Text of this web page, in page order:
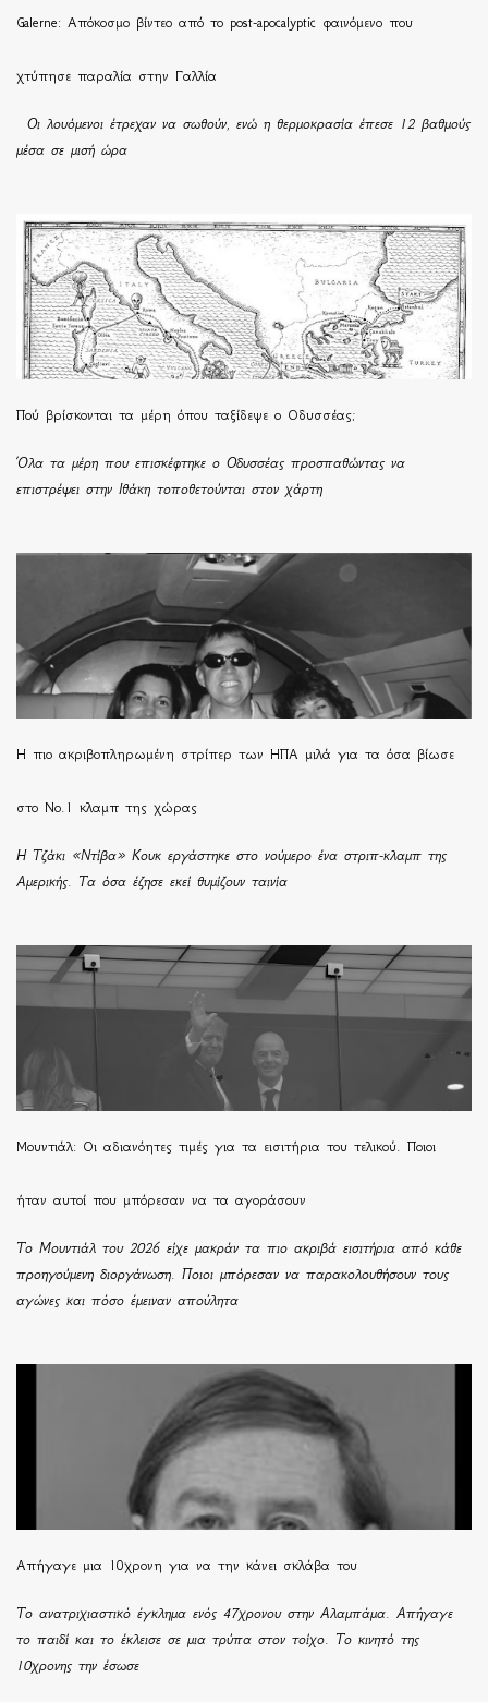
Galerne: Απόκοσμο βίντεο από το post-apocalyptic φαινόμενο που
χτύπησε παραλία στην Γαλλία
Οι λουόμενοι έτρεχαν να σωθούν, ενώ η θερμοκρασία έπεσε 12 βαθμούς
μέσα σε μισή ώρα
Πού βρίσκονται τα μέρη όπου ταξίδεψε ο Οδυσσέας;
Όλα τα μέρη που επισκέφτηκε ο Οδυσσέας προσπαθώντας να
επιστρέψει στην Ιθάκη τοποθετούνται στον χάρτη
H πιο ακριβοπληρωμένη στρίπερ των ΗΠΑ μιλά για τα όσα βίωσε
στο Νο.1 κλαμπ της χώρας
Η Τζάκι «Ντίβα» Κουκ εργάστηκε στο νούμερο ένα στριπ-κλαμπ της
Αμερικής. Τα όσα έζησε εκεί θυμίζουν ταινία
Μουντιάλ: Οι αδιανόητες τιμές για τα εισιτήρια του τελικού. Ποιοι
ήταν αυτοί που μπόρεσαν να τα αγοράσουν
Το Μουντιάλ του 2026 είχε μακράν τα πιο ακριβά εισιτήρια από κάθε
προηγούμενη διοργάνωση. Ποιοι μπόρεσαν να παρακολουθήσουν τους
αγώνες και πόσο έμειναν απούλητα
Απήγαγε μια 10χρονη για να την κάνει σκλάβα του
Το ανατριχιαστικό έγκλημα ενός 47χρονου στην Αλαμπάμα. Απήγαγε
το παιδί και το έκλεισε σε μια τρύπα στον τοίχο. Το κινητό της
10χρονης την έσωσε